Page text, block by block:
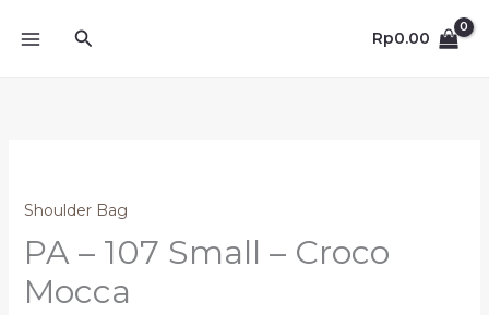
Cari Rp0.00
Shoulder Bag
PA – 107 Small – Croco
Mocca
-
Small
-
Croco